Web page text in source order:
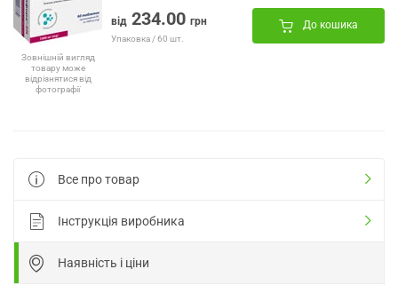
Зовнішній вигляд
товару може
відрізнятися від
фотографії
від 234.00 грн
Упаковка / 60 шт.
До кошика
Все про товар
Інструкція виробника
Наявність і ціни